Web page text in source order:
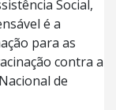
Social,
é a
para as
contra a
de